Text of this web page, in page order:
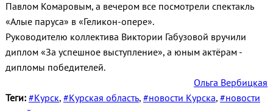
Павлом Комаровым, а вечером все посмотрели спектакль
«Алые паруса» в «Геликон‑опере».
Руководителю коллектива Виктории Габузовой вручили
диплом «За успешное выступление», а юным актёрам -
дипломы победителей.
Ольга Вербицкая
Теги: #Курск, #Курская область, #новости Курска, #новости